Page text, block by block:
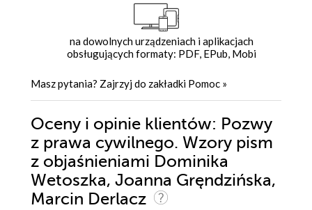
na dowolnych urządzeniach i aplikacjach
obsługujących formaty: PDF, EPub, Mobi
Masz pytania? Zajrzyj do zakładki Pomoc »
Oceny i opinie klientów: Pozwy
z prawa cywilnego. Wzory pism
z objaśnieniami Dominika
Wetoszka, Joanna Gręndzińska,
Marcin Derlacz